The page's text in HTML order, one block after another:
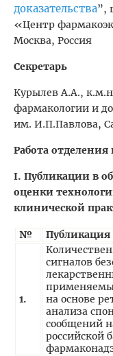
доказательства”,
«Центр
Москва, Россия
Секретарь
Курылев А.А.,
фармакологии и
им. И.П.Павлова,
Работа отделения
I. Публикации в
оценки
клинической
№ Публикация
1.
сигналов
на основе
анализа
сообщений
российской